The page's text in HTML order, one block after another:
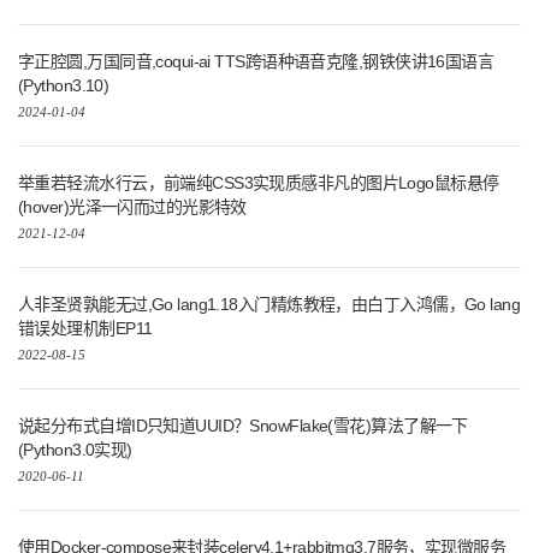
字正腔圆,万国同音,coqui-ai TTS跨语种语音克隆,钢铁侠讲16国语言
(Python3.10)
2024-01-04
举重若轻流水行云，前端纯CSS3实现质感非凡的图片Logo鼠标悬停
(hover)光泽一闪而过的光影特效
2021-12-04
人非圣贤孰能无过,Go lang1.18入门精炼教程，由白丁入鸿儒，Go lang
错误处理机制EP11
2022-08-15
说起分布式自增ID只知道UUID？SnowFlake(雪花)算法了解一下
(Python3.0实现)
2020-06-11
使用Docker-compose来封装celery4.1+rabbitmq3.7服务，实现微服务